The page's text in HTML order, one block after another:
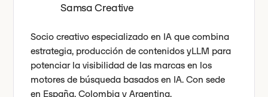
Samsa Creative
Socio creativo especializado en IA que combina
estrategia, producción de contenidos yLLM para
potenciar la visibilidad de las marcas en los
motores de búsqueda basados en IA. Con sede
en España, Colombia y Argentina.